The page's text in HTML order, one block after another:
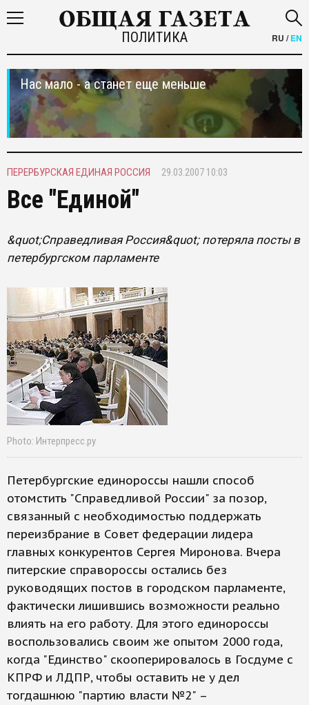
ПОЛИТИКА RU /EN
Нас мало - а станет еще меньше
ПЕРЕРБУРСКАЯ ЕДИНАЯ РОССИЯ 29.03.2007 10:03
Все "Единой"
&quot;Справедливая Россия&quot; потеряла посты в
петербургском парламенте
Photo: Интерпресс.ру
Петербургские единороссы нашли способ
отомстить "Справедливой России" за позор,
связанный с необходимостью поддержать
переизбрание в Совет федерации лидера
главных конкурентов Сергея Миронова. Вчера
питерские справороссы остались без
руководящих постов в городском парламенте,
фактически лишившись возможности реально
влиять на его работу. Для этого единороссы
воспользовались своим же опытом 2000 года,
когда "Единство" скооперировалось в Госдуме с
КПРФ и ЛДПР, чтобы оставить не у дел
тогдашнюю "партию власти №2" –